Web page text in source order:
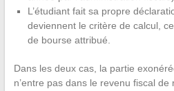
L’étudiant fait sa propre
deviennent le critère de calcul,
de bourse attribué.
Dans les deux cas, la partie
n’entre pas dans le revenu fiscal